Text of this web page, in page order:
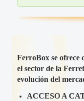
FerroBox se ofrece
el sector de la
evolución del
ACCESO A